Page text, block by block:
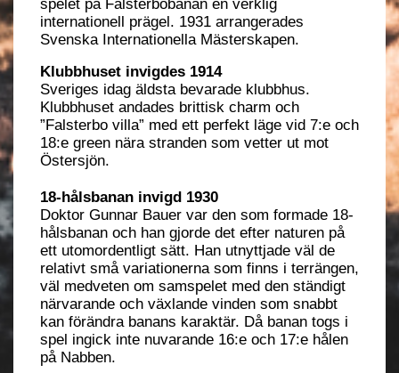
spelet på Falsterbobanan en verklig
internationell prägel. 1931 arrangerades
Svenska Internationella Mästerskapen.
Klubbhuset invigdes 1914
Sveriges idag äldsta bevarade klubbhus.
Klubbhuset andades brittisk charm och
”Falsterbo villa” med ett perfekt läge vid 7:e och
18:e green nära stranden som vetter ut mot
Östersjön.
18-hålsbanan invigd 1930
Doktor Gunnar Bauer var den som formade 18-
hålsbanan och han gjorde det efter naturen på
ett utomordentligt sätt. Han utnyttjade väl de
relativt små variationerna som finns i terrängen,
väl medveten om samspelet med den ständigt
närvarande och växlande vinden som snabbt
kan förändra banans karaktär. Då banan togs i
spel ingick inte nuvarande 16:e och 17:e hålen
på Nabben.